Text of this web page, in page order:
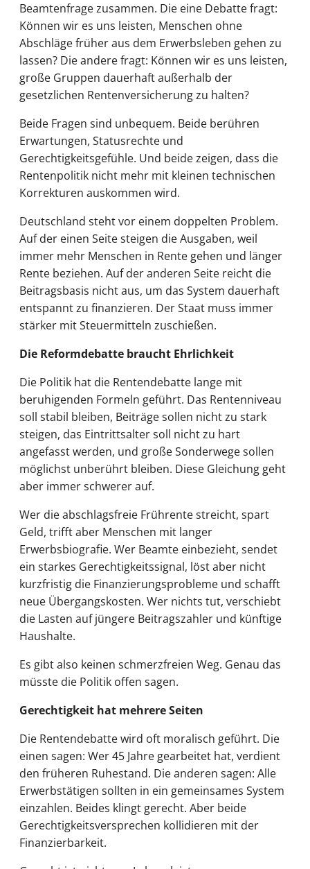
Beamtenfrage zusammen. Die eine Debatte fragt:
Können wir es uns leisten, Menschen ohne
Abschläge früher aus dem Erwerbsleben gehen zu
lassen? Die andere fragt: Können wir es uns leisten,
große Gruppen dauerhaft außerhalb der
gesetzlichen Rentenversicherung zu halten?
Beide Fragen sind unbequem. Beide berühren
Erwartungen, Statusrechte und
Gerechtigkeitsgefühle. Und beide zeigen, dass die
Rentenpolitik nicht mehr mit kleinen technischen
Korrekturen auskommen wird.
Deutschland steht vor einem doppelten Problem.
Auf der einen Seite steigen die Ausgaben, weil
immer mehr Menschen in Rente gehen und länger
Rente beziehen. Auf der anderen Seite reicht die
Beitragsbasis nicht aus, um das System dauerhaft
entspannt zu finanzieren. Der Staat muss immer
stärker mit Steuermitteln zuschießen.
Die Reformdebatte braucht Ehrlichkeit
Die Politik hat die Rentendebatte lange mit
beruhigenden Formeln geführt. Das Rentenniveau
soll stabil bleiben, Beiträge sollen nicht zu stark
steigen, das Eintrittsalter soll nicht zu hart
angefasst werden, und große Sonderwege sollen
möglichst unberührt bleiben. Diese Gleichung geht
aber immer schwerer auf.
Wer die abschlagsfreie Frührente streicht, spart
Geld, trifft aber Menschen mit langer
Erwerbsbiografie. Wer Beamte einbezieht, sendet
ein starkes Gerechtigkeitssignal, löst aber nicht
kurzfristig die Finanzierungsprobleme und schafft
neue Übergangskosten. Wer nichts tut, verschiebt
die Lasten auf jüngere Beitragszahler und künftige
Haushalte.
Es gibt also keinen schmerzfreien Weg. Genau das
müsste die Politik offen sagen.
Gerechtigkeit hat mehrere Seiten
Die Rentendebatte wird oft moralisch geführt. Die
einen sagen: Wer 45 Jahre gearbeitet hat, verdient
den früheren Ruhestand. Die anderen sagen: Alle
Erwerbstätigen sollten in ein gemeinsames System
einzahlen. Beides klingt gerecht. Aber beide
Gerechtigkeitsversprechen kollidieren mit der
Finanzierbarkeit.